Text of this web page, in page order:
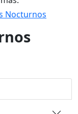
Nocturnos